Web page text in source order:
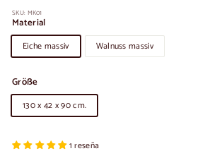
SKU: MK01
Material
Eiche massiv Walnuss massiv
Größe
130 x 42 x 90 cm.
1 reseña